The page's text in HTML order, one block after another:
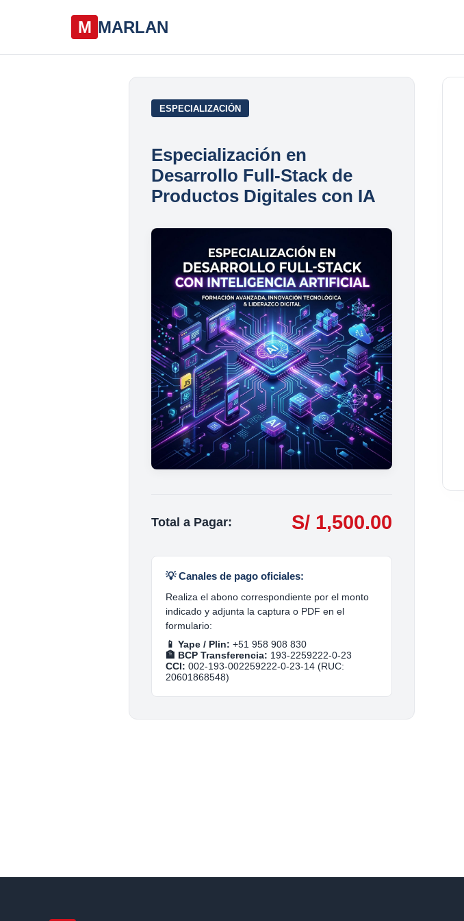
M MARLAN
ESPECIALIZACIÓN
Especialización en
Desarrollo Full-Stack de
Productos Digitales con IA
Total a Pagar: S/ 1,500.00
💡 Canales de pago oficiales:
Realiza el abono correspondiente por el monto
indicado y adjunta la captura o PDF en el
formulario:
📱 Yape / Plin: +51 958 908 830
🏦 BCP Transferencia: 193-2259222-0-23
CCI: 002-193-002259222-0-23-14 (RUC:
20601868548)